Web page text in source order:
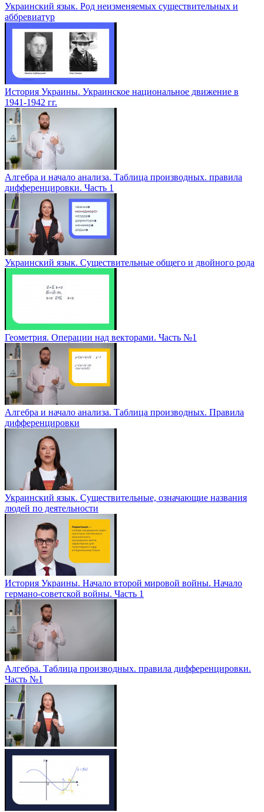
Украинский язык. Род неизменяемых существительных и
аббревиатур
История Украины. Украинское национальное движение в
1941-1942 гг.
Алгебра и начало анализа. Таблица производных. правила
дифференцировки. Часть 1
Украинский язык. Существительные общего и двойного рода
Геометрия. Операции над векторами. Часть №1
Алгебра и начало анализа. Таблица производных. Правила
дифференцировки
Украинский язык. Существительные, означающие названия
людей по деятельности
История Украины. Начало второй мировой войны. Начало
германо-советской войны. Часть 1
Алгебра. Таблица производных. правила дифференцировки.
Часть №1